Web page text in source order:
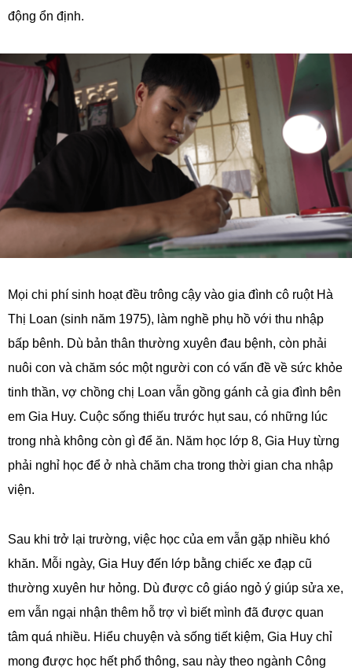
động ổn định.
Mọi chi phí sinh hoạt đều trông cậy vào gia đình cô ruột Hà
Thị Loan (sinh năm 1975), làm nghề phụ hồ với thu nhập
bấp bênh. Dù bản thân thường xuyên đau bệnh, còn phải
nuôi con và chăm sóc một người con có vấn đề về sức khỏe
tinh thần, vợ chồng chị Loan vẫn gồng gánh cả gia đình bên
em Gia Huy. Cuộc sống thiếu trước hụt sau, có những lúc
trong nhà không còn gì để ăn. Năm học lớp 8, Gia Huy từng
phải nghỉ học để ở nhà chăm cha trong thời gian cha nhập
viện.
Sau khi trở lại trường, việc học của em vẫn gặp nhiều khó
khăn. Mỗi ngày, Gia Huy đến lớp bằng chiếc xe đạp cũ
thường xuyên hư hỏng. Dù được cô giáo ngỏ ý giúp sửa xe,
em vẫn ngại nhận thêm hỗ trợ vì biết mình đã được quan
tâm quá nhiều. Hiểu chuyện và sống tiết kiệm, Gia Huy chỉ
mong được học hết phổ thông, sau này theo ngành Công